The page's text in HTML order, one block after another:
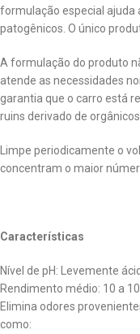
formulação especial
patogênicos. O único
A formulação do produto
atende as necessidades
garantia que o carro está
ruins derivado de orgânicos.
Limpe periodicamente o
concentram o maior
Características
Nível de pH: Levemente
Rendimento médio: 10 a
Elimina odores
como: